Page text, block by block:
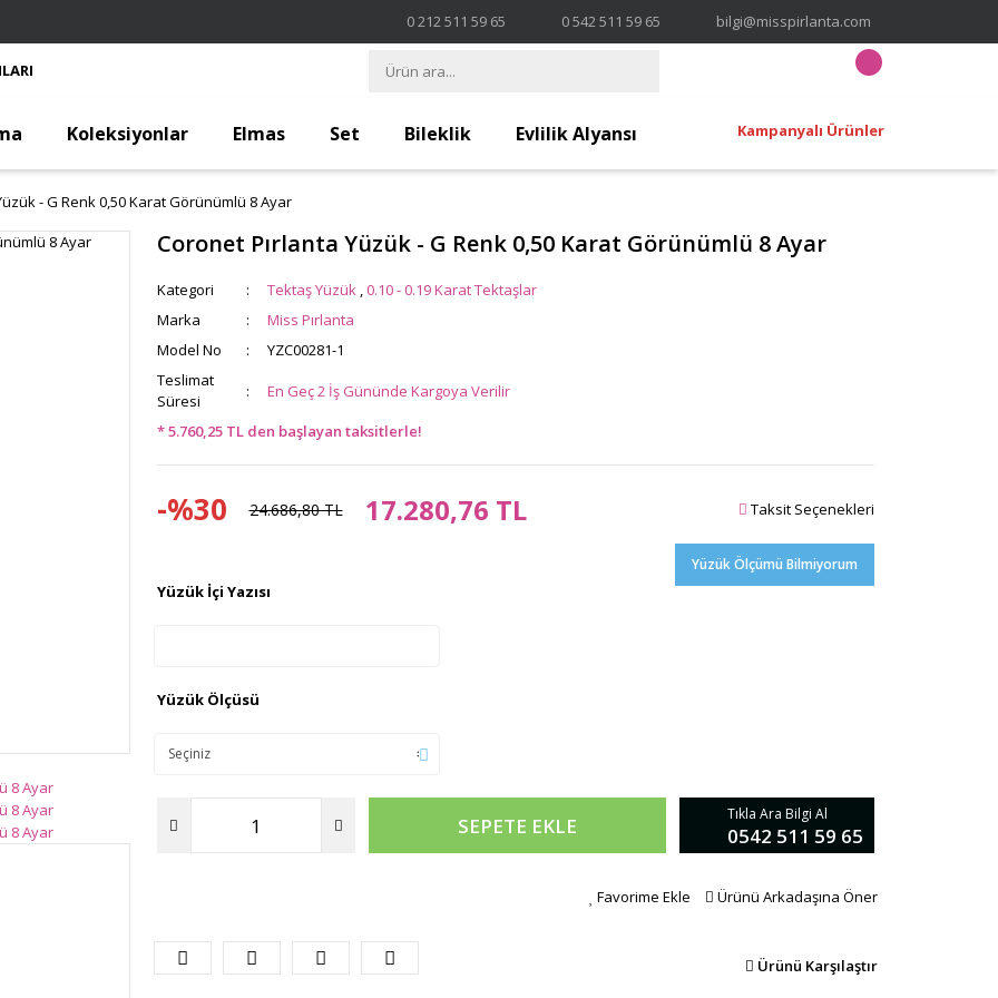
0 212 511 59 65 0 542 511 59 65 bilgi@misspirlanta.com
Koleksiyonlar Elmas Set Bileklik Evlilik Alyansı Kampanyalı Ürünler
- G Renk 0,50 Karat Görünümlü 8 Ayar
Coronet Pırlanta Yüzük - G Renk 0,50 Karat Görünümlü 8 Ayar
Kategori Tektaş Yüzük ,0.10 - 0.19 Karat Tektaşlar
Marka
Miss Pırlanta
Model No
YZC00281-1
Teslimat
Süresi
En Geç 2 İş Gününde Kargoya Verilir
* 5.760,25 TL den başlayan taksitlerle!
-%30 24.686,80 TL 17.280,76 TL Taksit Seçenekleri
Yüzük Ölçümü Bilmiyorum
Yüzük İçi Yazısı
Yüzük Ölçüsü
SEPETE EKLE Tıkla Ara Bilgi Al
0542 511 59 65
Favorime Ekle Ürünü Arkadaşına Öner
Ürünü Karşılaştır